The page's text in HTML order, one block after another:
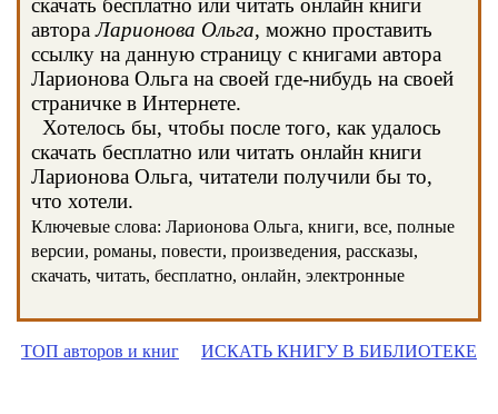
скачать бесплатно или читать онлайн книги
автораЛарионова Ольга, можно проставить
ссылку на данную страницу с книгами автора
Ларионова Ольга на своей где-нибудь на своей
страничке в Интернете.
Хотелось бы, чтобы после того, как удалось
скачать бесплатно или читать онлайн книги
Ларионова Ольга, читатели получили бы то,
что хотели.
Ключевые слова: Ларионова Ольга, книги, все, полные
версии, романы, повести, произведения, рассказы,
скачать, читать, бесплатно, онлайн, электронные
ТОП авторов и книг ИСКАТЬ КНИГУ В БИБЛИОТЕКЕ